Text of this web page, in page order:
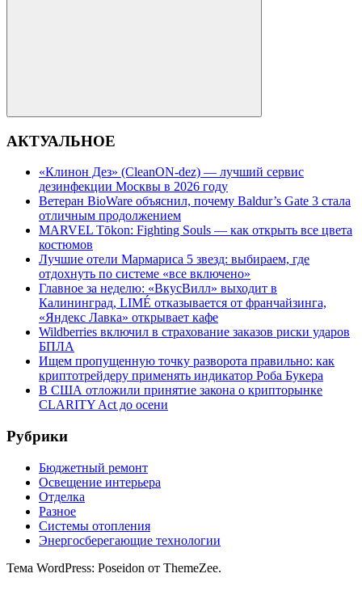
Поиск
АКТУАЛЬНОЕ
«Клинон Дез» (CleanON-dez) — лучший сервис
дезинфекции Москвы в 2026 году
Ветеран BioWare объяснил, почему Baldur’s Gate 3 стала
отличным продолжением
MARVEL Tōkon: Fighting Souls — как открыть все цвета
костюмов
Лучшие отели Мармариса 5 звезд: выбираем, где
отдохнуть по системе «все включено»
Главное за неделю: «ВкусВилл» выходит в
Калининград, LIMÉ отказывается от франчайзинга,
«Яндекс Лавка» открывает кафе
Wildberries включил в страхование заказов риски ударов
БПЛА
Ищем пропущенную точку разворота правильно: как
криптотрейдеру применять индикатор Роба Букера
В США отложили принятие закона о крипторынке
CLARITY Act до осени
Рубрики
Бюджетный ремонт
Освещение интерьера
Отделка
Разное
Системы отопления
Энергосберегающие технологии
Тема WordPress: Poseidon от ThemeZee.